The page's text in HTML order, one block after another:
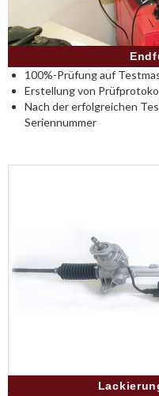
100%-Prüfung auf
Erstellung von
Nach der erfolgreichen
Seriennummer